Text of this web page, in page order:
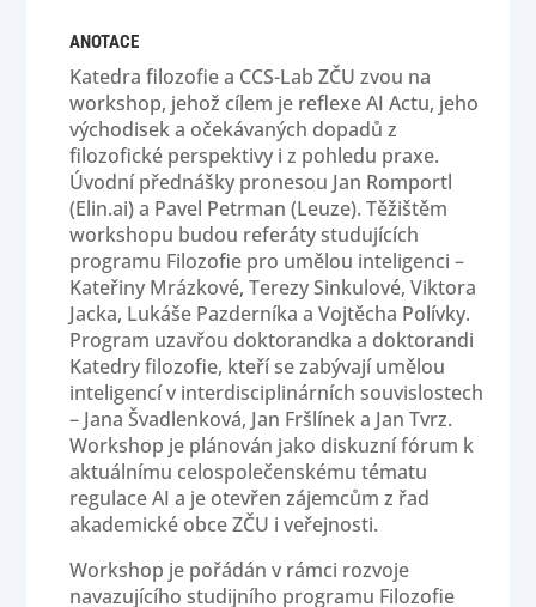
ANOTACE
Katedra filozofie a CCS-Lab ZČU zvou na
workshop, jehož cílem je reflexe AI Actu, jeho
východisek a očekávaných dopadů z
filozofické perspektivy i z pohledu praxe.
Úvodní přednášky pronesou Jan Romportl
(Elin.ai) a Pavel Petrman (Leuze). Těžištěm
workshopu budou referáty studujících
programu Filozofie pro umělou inteligenci –
Kateřiny Mrázkové, Terezy Sinkulové, Viktora
Jacka, Lukáše Pazderníka a Vojtěcha Polívky.
Program uzavřou doktorandka a doktorandi
Katedry filozofie, kteří se zabývají umělou
inteligencí v interdisciplinárních souvislostech
– Jana Švadlenková, Jan Fršlínek a Jan Tvrz.
Workshop je plánován jako diskuzní fórum k
aktuálnímu celospolečenskému tématu
regulace AI a je otevřen zájemcům z řad
akademické obce ZČU i veřejnosti.
Workshop je pořádán v rámci rozvoje
navazujícího studijního programu Filozofie